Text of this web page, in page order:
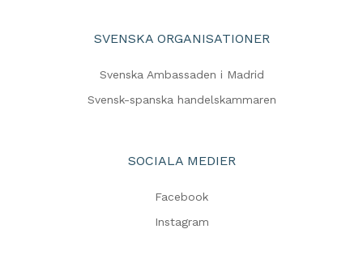
SVENSKA ORGANISATIONER
Svenska Ambassaden i Madrid
Svensk-spanska handelskammaren
SOCIALA MEDIER
Facebook
Instagram